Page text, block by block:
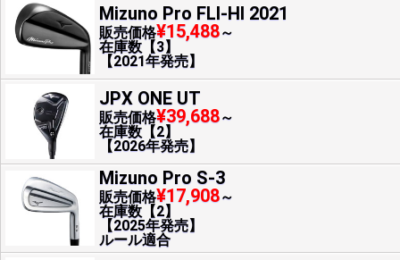
Mizuno Pro FLI-HI 2021
販売価格¥15,488～
在庫数【3】
【2021年発売】
JPX ONE UT
販売価格¥39,688～
在庫数【2】
【2026年発売】
Mizuno Pro S-3
販売価格¥17,908～
在庫数【2】
【2025年発売】
ルール適合